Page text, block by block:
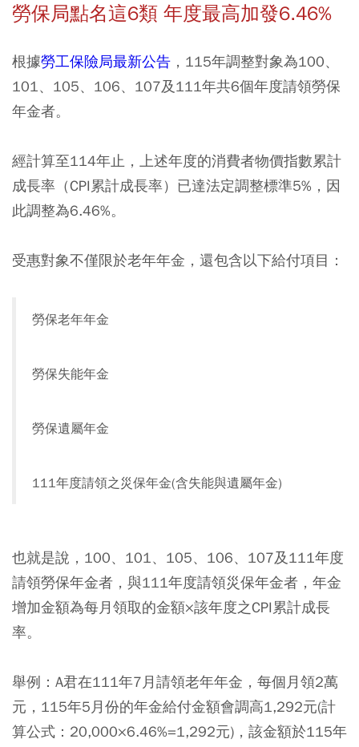
勞保局點名這6類 年度最高加發6.46%
根據勞工保險局最新公告 ，115年調整對象為100、
101、105、106、107及111年共6個年度請領勞保
年金者。
經計算至114年止，上述年度的消費者物價指數累計
成長率（CPI累計成長率）已達法定調整標準5%，因
此調整為6.46%。
受惠對象不僅限於老年年金，還包含以下給付項目：
勞保老年年金
勞保失能年金
勞保遺屬年金
111年度請領之災保年金(含失能與遺屬年金)
也就是說，100、101、105、106、107及111年度
請領勞保年金者，與111年度請領災保年金者，年金
增加金額為每月領取的金額×該年度之CPI累計成長
率。
舉例：A君在111年7月請領老年年金，每個月領2萬
元，115年5月份的年金給付金額會調高1,292元(計
算公式：20,000×6.46%=1,292元)，該金額於115年